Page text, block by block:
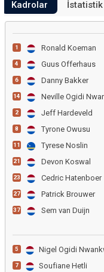
Kadrolar İstatistik
1 Ronald Koeman
4 Guus Offerhaus
6 Danny Bakker
14
2 Jeff Hardeveld
8 Tyrone Owusu
11 Tyrese Noslin
21 Devon Koswal
23 Cedric Hatenboer
27 Patrick Brouwer
37 Sem van Duijn
5 Nigel Ogidi
7 Soufiane Hetli